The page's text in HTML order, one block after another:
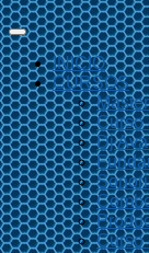
INICIO
CURSOS
Curso
Dj
Curso